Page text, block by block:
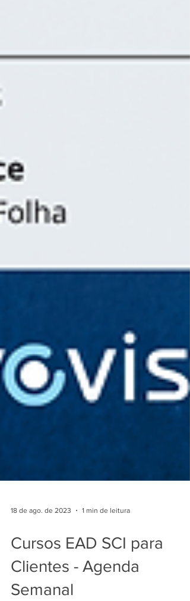
18 de ago. de 2023 1 min de leitura
Cursos EAD SCI para